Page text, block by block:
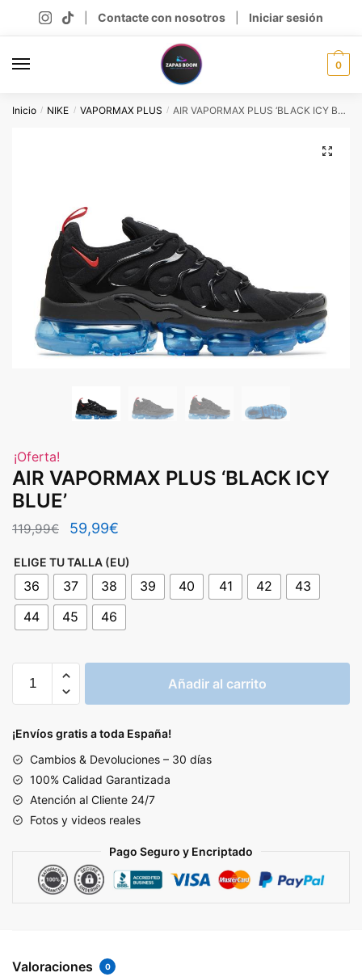
Contacte con nosotros Iniciar sesión
0
Inicio / NIKE / VAPORMAX PLUS / AIR VAPORMAX PLUS ‘BLACK ICY BLUE’
🔍
¡Oferta!
AIR VAPORMAX PLUS ‘BLACK ICY
BLUE’
119,99€
El
original
era:
119,99€.
59,99€
actual
es:
ELIGE TU TALLA (EU)
36 37 38 39 40 41 42
43
44
45 46
VAPORMAX
'BLACK
BLUE'
cantidad
Añadir al carrito
¡Envíos gratis a toda España!
Cambios & Devoluciones – 30 días
100% Calidad Garantizada
Atención al Cliente 24/7
Fotos y videos reales
Pago Seguro y Encriptado
Valoraciones 0